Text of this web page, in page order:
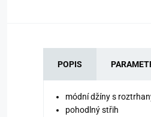
POPIS
módní džíny s
pohodlný střih